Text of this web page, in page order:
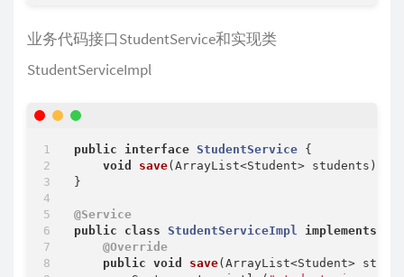
业务代码接口StudentService和实现类
StudentServiceImpl
public interface StudentService {
void
save(ArrayList<Student> students)
}
@Service
public
class StudentServiceImpl implements
@Override
public void save(ArrayList<Student>